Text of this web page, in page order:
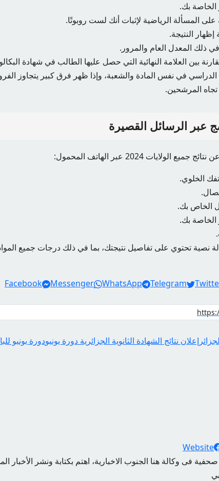
الخاصة بك.
على المسألة الرياضية لإثبات أنك لست روبوتًا.
النتيجة.
ذلك المعدل العام والمرور.
بين العلامة النهائية التي حصل عليها الطالب في شهادة
في نفس المادة والشعبة، وإذا ظهر فرق كبير يتجاوز
المرشحين.
عبر الرسائل القصيرة
2024 عبر الهاتف المحمول:
الخاص بك.
الخاصة بك.
نصية تحتوي على تفاصيل نتيجتك، بما في ذلك درجات جميع
Facebook
Messenger WhatsApp Telegram
إعلان نتائج الشهادة الثانوية الجزائرية دورة يونيودورة يونيو
Website
فى وكالة هنا الجنوب الاخبارية، اهتم بكتابة ونشر الأخبار